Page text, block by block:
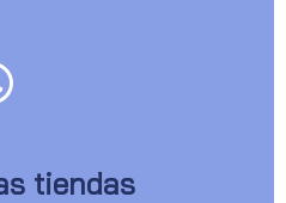
tiendas